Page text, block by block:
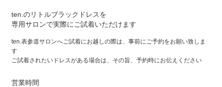
ten.のリトルブラックドレスを
専用サロンで実際にご試着いただけます
ten.表参道サロンへご試着にお越しの際は、事前にご予約をお願い致しま
す
ご試着されたいドレスがある場合は、その旨、予約時にお伝えください
営業時間